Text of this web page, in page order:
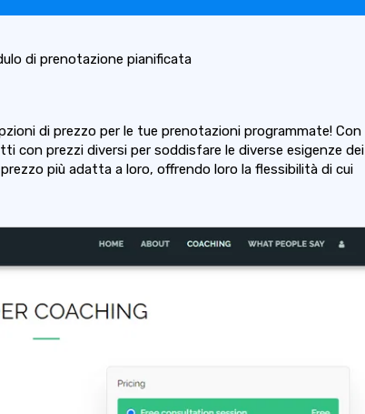
di prenotazione pianificata
di prezzo per le tue prenotazioni programmate! Con
con prezzi diversi per soddisfare le diverse esigenze dei
più adatta a loro, offrendo loro la flessibilità di cui